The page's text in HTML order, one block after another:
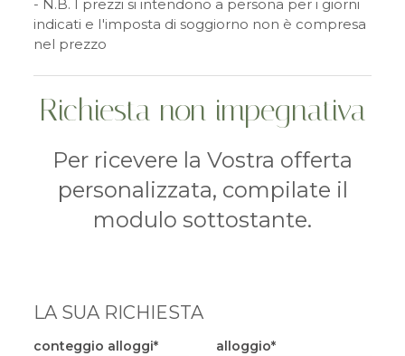
- N.B. I prezzi si intendono a persona per i giorni
indicati e I'imposta di soggiorno non è compresa
nel prezzo
Richiesta non impegnativa
Per ricevere la Vostra offerta
personalizzata, compilate il
modulo sottostante.
LA SUA RICHIESTA
conteggio alloggi alloggio